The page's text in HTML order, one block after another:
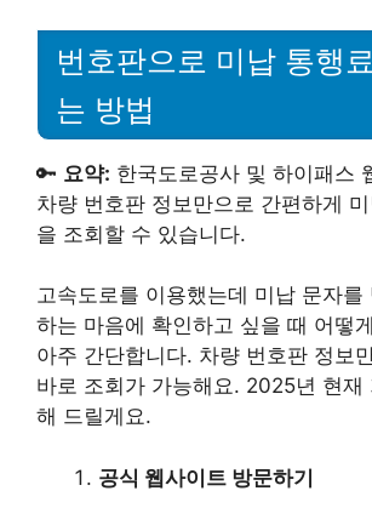
번호판으로 미납 통행
는 방법
🔑 요약: 한국도로공사 및 하이패스
차량 번호판 정보만으로 간편하게
을 조회할 수 있습니다.
고속도로를 이용했는데 미납 문자를
하는 마음에 확인하고 싶을 때 어떻
아주 간단합니다. 차량 번호판 정보
바로 조회가 가능해요. 2025년 현재
해 드릴게요.
공식 웹사이트 방문하기